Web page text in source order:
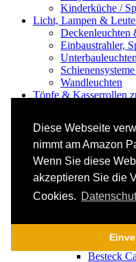
Diese Webseite
nimmt am Amazon
Wenn Sie diese
akzeptieren Sie die
Cookies.
Kinderküche /
Licht, Lampen &
Deckenleuchten
Einbaustrahler,
Wandleuchten
Töpfe & Kasserrollen
Topf-
Pfannen & Zubehör
Pfannenhalter &
Ordnung &
Ablagen für
Abtropfgestell
Besteck /
Besteck